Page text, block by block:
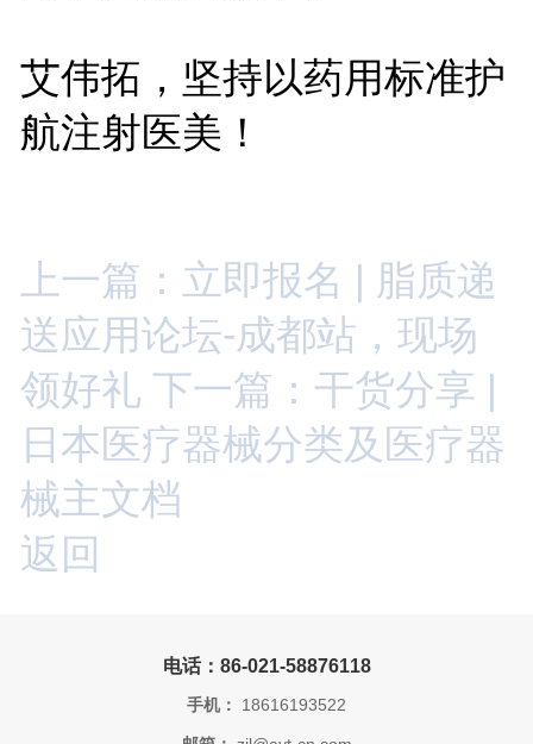
艾伟拓，坚持以药用标准护
航注射医美！
上一篇：立即报名 | 脂质递
送应用论坛-成都站，现场
领好礼 下一篇：干货分享 |
日本医疗器械分类及医疗器
械主文档
返回
电话：86-021-58876118
手机： 18616193522